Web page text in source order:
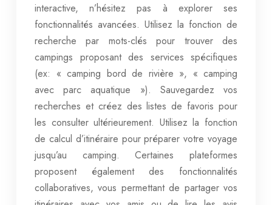
interactive, n’hésitez pas à explorer ses
fonctionnalités avancées. Utilisez la fonction de
recherche par mots-clés pour trouver des
campings proposant des services spécifiques
(ex: « camping bord de rivière », « camping
avec parc aquatique »). Sauvegardez vos
recherches et créez des listes de favoris pour
les consulter ultérieurement. Utilisez la fonction
de calcul d’itinéraire pour préparer votre voyage
jusqu’au camping. Certaines plateformes
proposent également des fonctionnalités
collaboratives, vous permettant de partager vos